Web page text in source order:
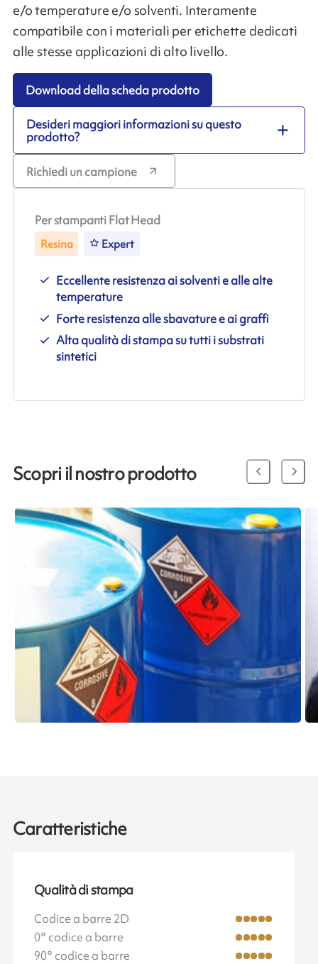
e/o temperature e/o solventi. Interamente
compatibile con i materiali per etichette dedicati
alle stesse applicazioni di alto livello.
Download della scheda prodotto
Desideri maggiori informazioni su questo
prodotto?
Richiedi un campione
Per stampanti Flat Head
Resina Expert
Eccellente resistenza ai solventi e alle alte
temperature
Forte resistenza alle sbavature e ai graffi
Alta qualità di stampa su tutti i substrati
sintetici
Scopri il nostro prodotto
Caratteristiche
Qualità di stampa
Codice a barre 2D
0° codice a barre
90° codice a barre